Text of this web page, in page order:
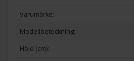
Varumärke:
Modellbeteckning:
Höjd (cm):